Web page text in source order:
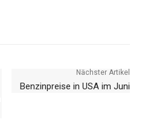
Nächster Artikel
Benzinpreise in USA im Juni